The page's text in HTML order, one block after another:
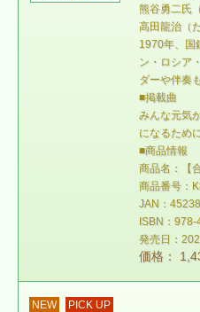
熊谷勇二氏
高田龍治（
1970年、国
ン・ロシア
ダーや伴奏
■掲載曲
みんな元気
になるため
■商品情報
商品名：【
商品番号：
JAN：
ISBN：
発売日：
価格：
NEW PICK UP